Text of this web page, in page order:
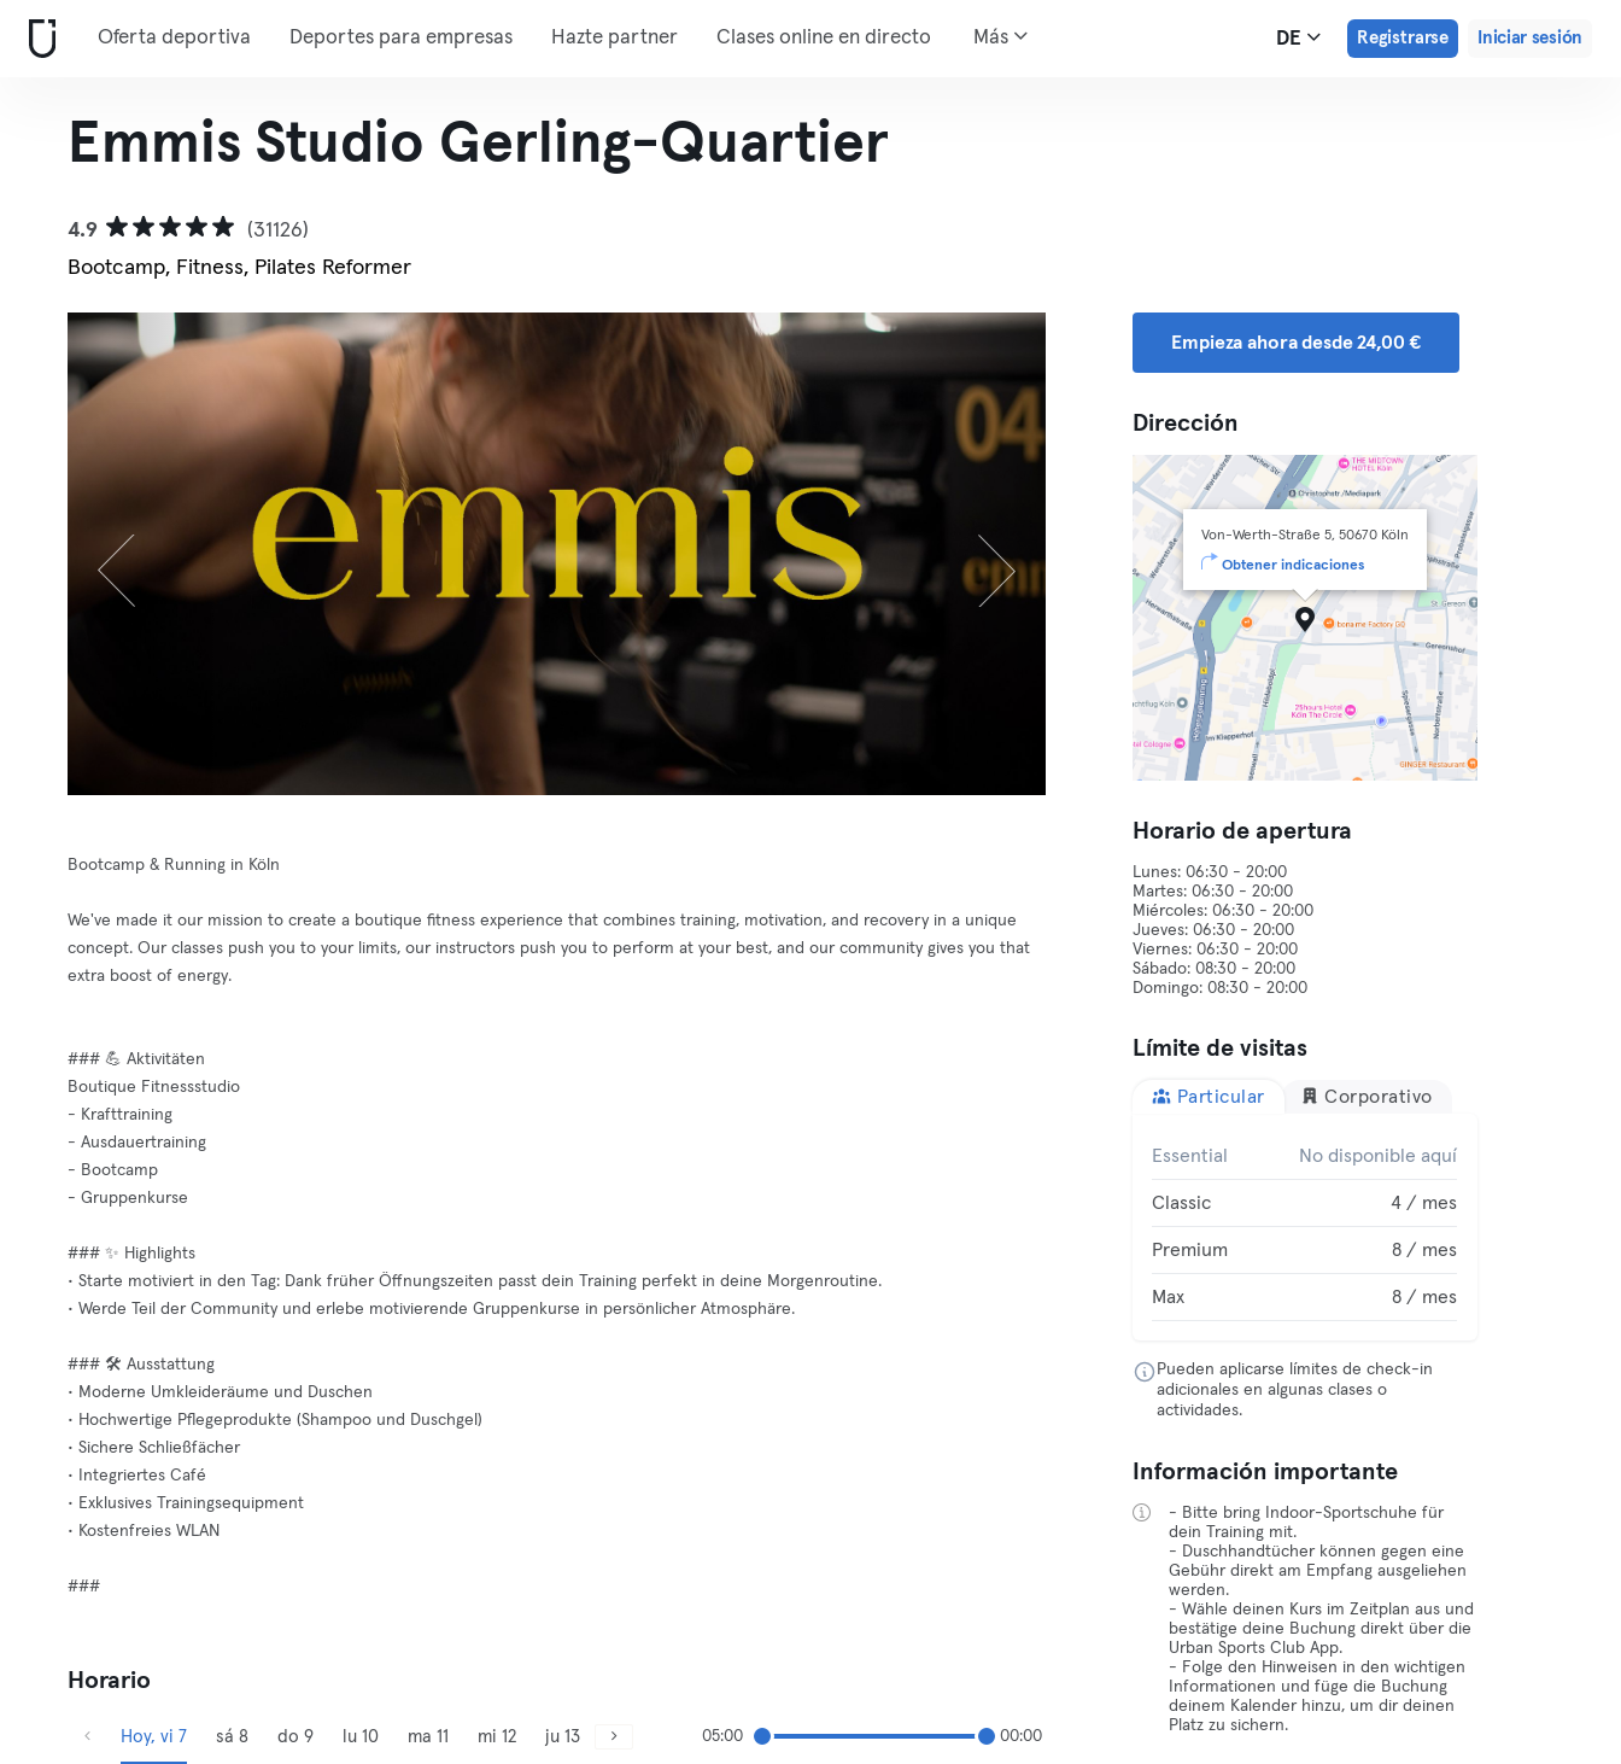
Oferta deportiva Deportes para empresas Hazte partner Clases online en directo Más DE Registrarse Iniciar sesión
Emmis Studio Gerling-Quartier
4.9
(31126)
Bootcamp, Fitness, Pilates Reformer
Bootcamp & Running in Köln
We've made it our mission to create a boutique fitness experience that combines training, motivation, and recovery in a unique
concept. Our classes push you to your limits, our instructors push you to perform at your best, and our community gives you that
extra boost of energy.
### 💪 Aktivitäten
Boutique Fitnessstudio
- Krafttraining
- Ausdauertraining
- Bootcamp
- Gruppenkurse
### ✨ Highlights
• Starte motiviert in den Tag: Dank früher Öffnungszeiten passt dein Training perfekt in deine Morgenroutine.
• Werde Teil der Community und erlebe motivierende Gruppenkurse in persönlicher Atmosphäre.
### 🛠️ Ausstattung
• Moderne Umkleideräume und Duschen
• Hochwertige Pflegeprodukte (Shampoo und Duschgel)
• Sichere Schließfächer
• Integriertes Café
• Exklusives Trainingsequipment
• Kostenfreies WLAN
###
Horario
Hoy, vi 7 sá 8 do 9 lu 10 ma 11 mi 12 ju 13 05:00 00:00
Empieza ahora desde 24,00 €
Dirección
Von-Werth-Straße 5, 50670 Köln
Obtener indicaciones
Horario de apertura
Lunes: 06:30 - 20:00
Martes: 06:30 - 20:00
Miércoles: 06:30 - 20:00
Jueves: 06:30 - 20:00
Viernes: 06:30 - 20:00
Sábado: 08:30 - 20:00
Límite de visitas
Particular Corporativo
Essential No disponible aquí
Classic 4 / mes
Premium 8 / mes
Max 8 / mes
Pueden aplicarse límites de check-in
adicionales en algunas clases o
actividades.
Información importante
- Bitte bring Indoor-Sportschuhe für
dein Training mit.
- Duschhandtücher können gegen eine
Gebühr direkt am Empfang ausgeliehen
werden.
- Wähle deinen Kurs im Zeitplan aus und
bestätige deine Buchung direkt über die
Urban Sports Club App.
- Folge den Hinweisen in den wichtigen
Informationen und füge die Buchung
deinem Kalender hinzu, um dir deinen
Platz zu sichern.